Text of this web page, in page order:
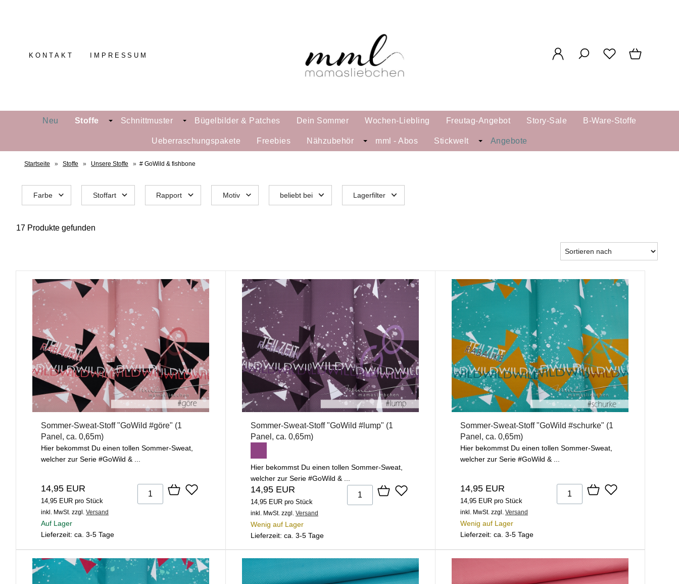
KONTAKT IMPRESSUM
Neu Stoffe Schnittmuster Bügelbilder & Patches Dein Sommer Wochen-Liebling Freutag-Angebot Story-Sale B-Ware-Stoffe
Ueberraschungspakete Freebies Nähzubehör mml - Abos Stickwelt Angebote
Startseite » Stoffe » Unsere Stoffe » # GoWild & fishbone
Farbe Stoffart Rapport Motiv beliebt bei Lagerfilter
17 Produkte gefunden
Sommer-Sweat-Stoff "GoWild #göre" (1
Panel, ca. 0,65m)
Hier bekommst Du einen tollen Sommer-Sweat,
welcher zur Serie #GoWild & ...
14,95 EUR
14,95 EUR pro Stück
inkl. MwSt. zzgl. Versand
Auf Lager
Lieferzeit: ca. 3-5 Tage
Sommer-Sweat-Stoff "GoWild #lump" (1
Panel, ca. 0,65m)
Hier bekommst Du einen tollen Sommer-Sweat,
welcher zur Serie #GoWild & ...
14,95 EUR
14,95 EUR pro Stück
inkl. MwSt. zzgl. Versand
Wenig auf Lager
Lieferzeit: ca. 3-5 Tage
Sommer-Sweat-Stoff "GoWild #schurke" (1
Panel, ca. 0,65m)
Hier bekommst Du einen tollen Sommer-Sweat,
welcher zur Serie #GoWild & ...
14,95 EUR
14,95 EUR pro Stück
inkl. MwSt. zzgl. Versand
Wenig auf Lager
Lieferzeit: ca. 3-5 Tage